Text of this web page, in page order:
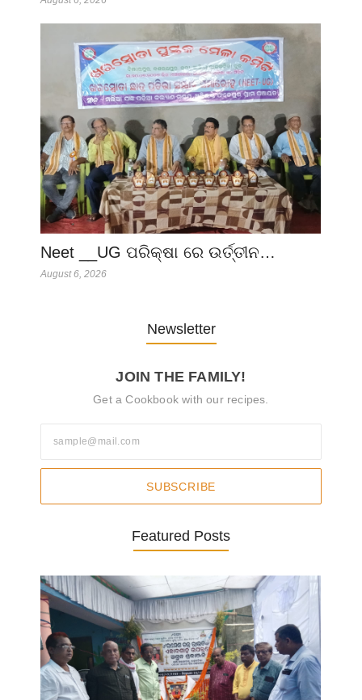
Neet __UG ପରିକ୍ଷା ରେ ଉର୍ତ୍ତୀନ…
August 6, 2026
Newsletter
JOIN THE FAMILY!
Get a Cookbook with our recipes.
SUBSCRIBE
Featured Posts